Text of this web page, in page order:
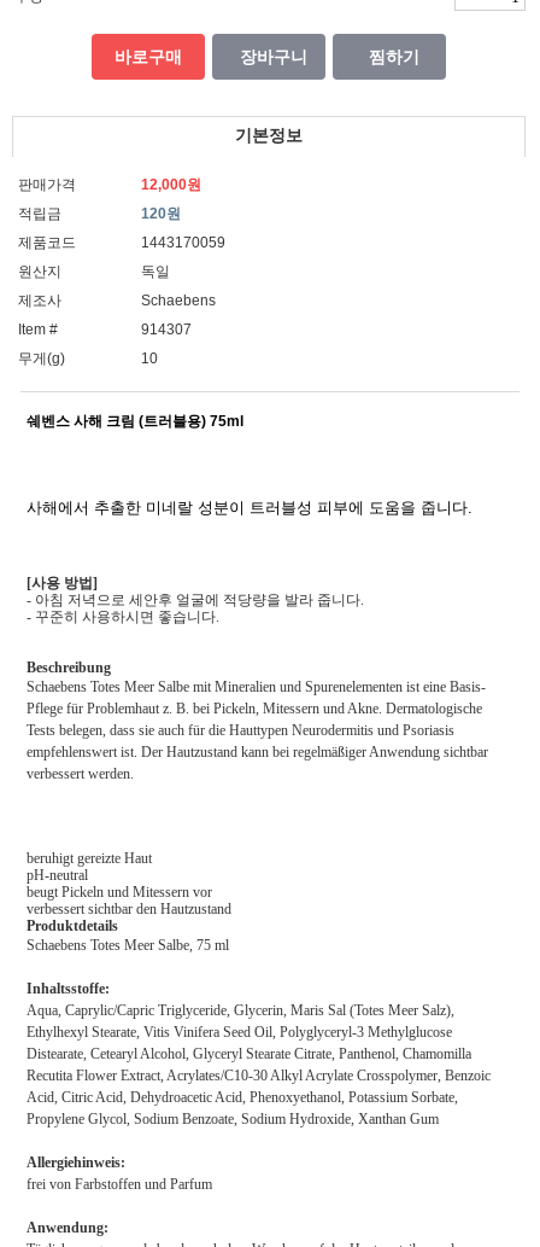
바로구매 장바구니 찜하기
기본정보
판매가격
12,000원
적립금
120원
제품코드
1443170059
원산지
독일
제조사
Schaebens
Item #
914307
무게(g)
10
쉐벤스 사해 크림 (트러블용) 75ml
사해에서 추출한 미네랄 성분이 트러블성 피부에 도움을 줍니다.
[사용 방법]
- 아침 저녁으로 세안후 얼굴에 적당량을 발라 줍니다.
- 꾸준히 사용하시면 좋습니다.
Beschreibung
Schaebens Totes Meer Salbe mit Mineralien und Spurenelementen ist eine Basis-
Pflege für Problemhaut z. B. bei Pickeln, Mitessern und Akne. Dermatologische
Tests belegen, dass sie auch für die Hauttypen Neurodermitis und Psoriasis
empfehlenswert ist. Der Hautzustand kann bei regelmäßiger Anwendung sichtbar
verbessert werden.
beruhigt gereizte Haut
pH-neutral
beugt Pickeln und Mitessern vor
verbessert sichtbar den Hautzustand
Produktdetails
Schaebens Totes Meer Salbe, 75 ml
Inhaltsstoffe:
Aqua, Caprylic/Capric Triglyceride, Glycerin, Maris Sal (Totes Meer Salz),
Ethylhexyl Stearate, Vitis Vinifera Seed Oil, Polyglyceryl-3 Methylglucose
Distearate, Cetearyl Alcohol, Glyceryl Stearate Citrate, Panthenol, Chamomilla
Recutita Flower Extract, Acrylates/C10-30 Alkyl Acrylate Crosspolymer, Benzoic
Acid, Citric Acid, Dehydroacetic Acid, Phenoxyethanol, Potassium Sorbate,
Propylene Glycol, Sodium Benzoate, Sodium Hydroxide, Xanthan Gum
Allergiehinweis:
frei von Farbstoffen und Parfum
Anwendung: